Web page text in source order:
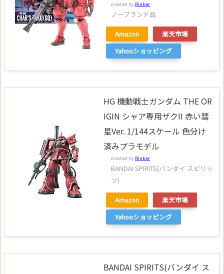
created by Rinker
ノーブランド品
Amazon
楽天市場
Yahooショッピング
HG 機動戦士ガンダム THE OR
IGIN シャア専用ザクII 赤い彗
星Ver. 1/144スケール 色分け
済みプラモデル
created by Rinker
BANDAI SPIRITS(バンダイ スピリッ
ツ)
Amazon
楽天市場
Yahooショッピング
BANDAI SPIRITS(バンダイ ス